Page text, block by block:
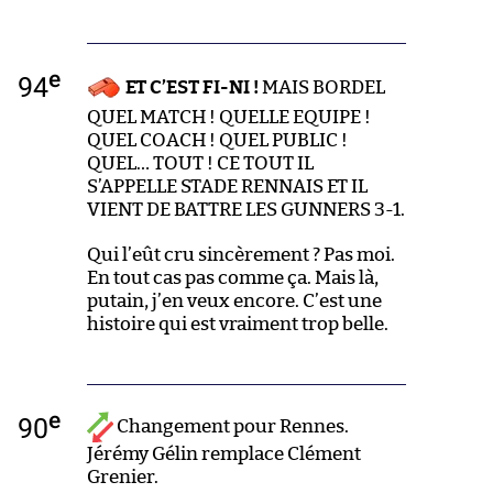
94e ET C’EST FI-NI ! MAIS BORDEL
QUEL MATCH ! QUELLE EQUIPE !
QUEL COACH ! QUEL PUBLIC !
QUEL… TOUT ! CE TOUT IL
S’APPELLE STADE RENNAIS ET IL
VIENT DE BATTRE LES GUNNERS 3-1.
Qui l’eût cru sincèrement ? Pas moi.
En tout cas pas comme ça. Mais là,
putain, j’en veux encore. C’est une
histoire qui est vraiment trop belle.
90e
Changement pour Rennes.
Jérémy Gélin remplace Clément
Grenier.